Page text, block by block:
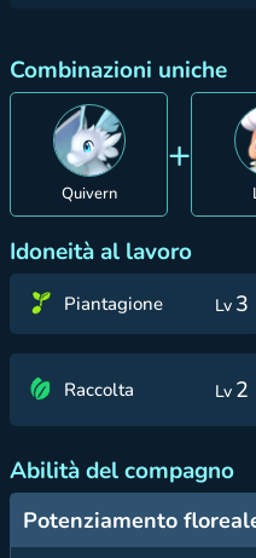
Combinazioni uniche
Quivern
+
Idoneità al lavoro
Piantagione Lv 3
Raccolta Lv 2
Abilità del compagno
Potenziamento